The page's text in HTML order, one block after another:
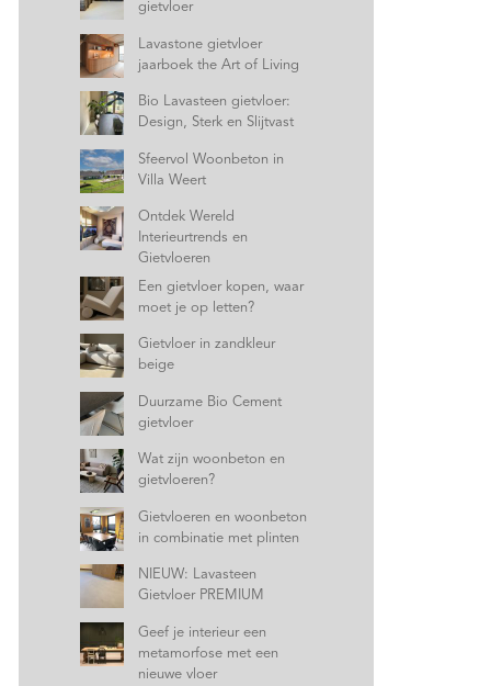
gietvloer
Lavastone gietvloer
jaarboek the Art of Living
Bio Lavasteen gietvloer:
Design, Sterk en Slijtvast
Sfeervol Woonbeton in
Villa Weert
Ontdek Wereld
Interieurtrends en
Gietvloeren
Een gietvloer kopen, waar
moet je op letten?
Gietvloer in zandkleur
beige
Duurzame Bio Cement
gietvloer
Wat zijn woonbeton en
gietvloeren?
Gietvloeren en woonbeton
in combinatie met plinten
NIEUW: Lavasteen
Gietvloer PREMIUM
Geef je interieur een
metamorfose met een
nieuwe vloer